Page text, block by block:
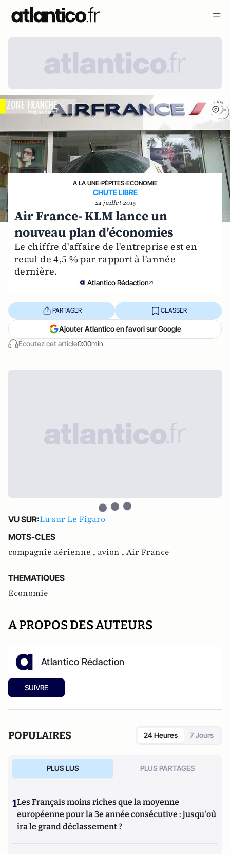
A LA UNE›PÉPITES›ECONOMIE
CHUTE LIBRE
24 juillet 2015
Air France- KLM lance un
nouveau plan d'économies
Le chiffre d'affaire de l'entreprise est en
recul de 4,5 % par rapport à l'année
dernière.
Atlantico Rédaction
Écoutez cet article0:00min
PARTAGER CLASSER
Ajouter Atlantico en favori sur Google
VU SUR:Lu sur Le Figaro
MOTS-CLES
compagnie aérienne , avion , Air France
THEMATIQUES
Economie
A PROPOS DES AUTEURS
Atlantico Rédaction
SUIVRE
POPULAIRES 24 Heures 7 Jours
PLUS LUS PLUS PARTAGES
1Les Français moins riches que la moyenne
européenne pour la 3e année consécutive : jusqu'où
ira le grand déclassement ?